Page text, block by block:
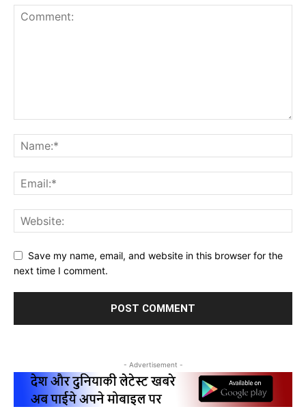
Save my name, email, and website in this browser for the
next time I comment.
- Advertisement -